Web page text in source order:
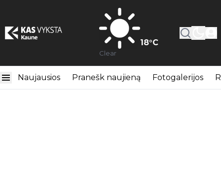
18°C
Clear
Naujausios Pranešk naujieną Fotogalerijos